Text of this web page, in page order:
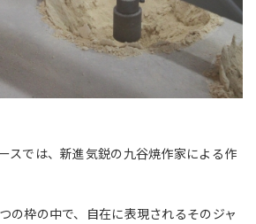
スでは、新進気鋭の九谷焼作家による作
の枠の中で、自在に表現されるそのジャ